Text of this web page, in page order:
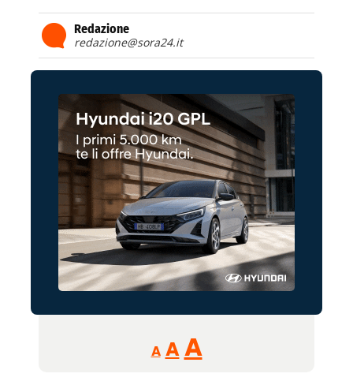
Redazione
redazione@sora24.it
A
Reducir
tamaño
A Restablecer
AAumentar